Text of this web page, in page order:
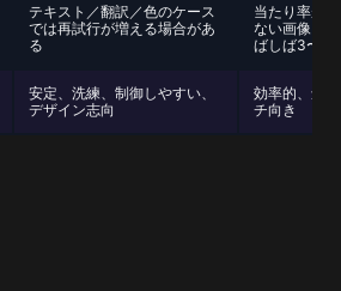
テキスト／翻訳／色のケース
では再試行が増える場合があ
る
当たり率が
ない画像を
ばしば3〜4
安定、洗練、制御しやすい、
デザイン志向
効率的、創
チ向き